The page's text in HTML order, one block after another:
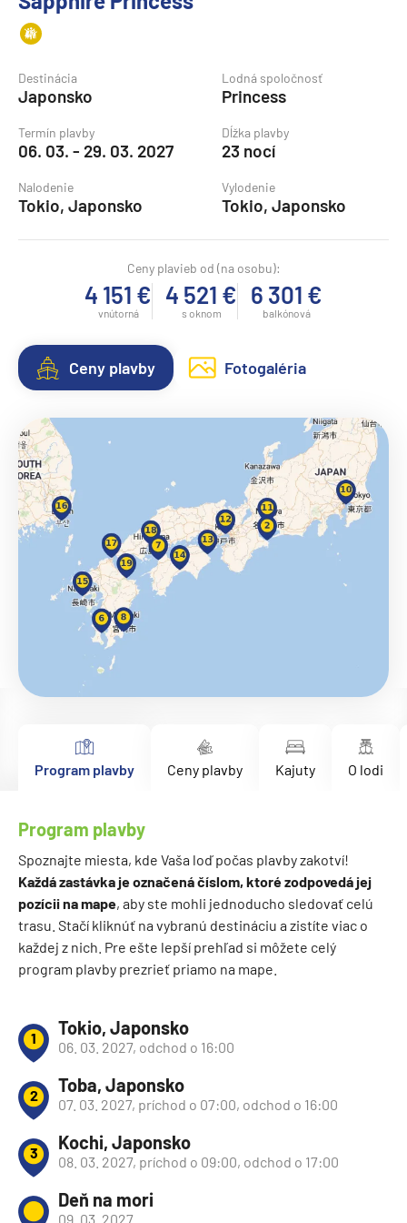
Destinácia
Japonsko
Lodná spoločnosť
Princess
Termín plavby
06. 03. - 29. 03. 2027
Dĺžka plavby
23 nocí
Nalodenie
Tokio, Japonsko
Vylodenie
Tokio, Japonsko
Ceny plavieb od (na osobu):
4 151 €
vnútorná
4 521 €
s oknom
6 301 €
balkónová
Ceny plavby Fotogaléria
Program plavby Ceny plavby Kajuty O lodi
Program plavby
Spoznajte miesta, kde Vaša loď počas plavby zakotví!
Každá zastávka je označená číslom, ktoré zodpovedá jej
pozícii na mape, aby ste mohli jednoducho sledovať celú
trasu. Stačí kliknúť na vybranú destináciu a zistíte viac o
každej z nich. Pre ešte lepší prehľad si môžete celý
program plavby prezrieť priamo na mape.
1 Tokio, Japonsko
06. 03. 2027, odchod o 16:00
2 Toba, Japonsko
07. 03. 2027, príchod o 07:00, odchod o 16:00
3 Kochi, Japonsko
08. 03. 2027, príchod o 09:00, odchod o 17:00
Deň na mori
09. 03. 2027